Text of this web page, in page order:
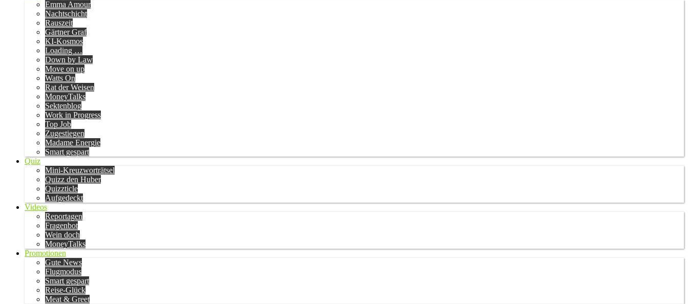
Emma Amour
Nachtschicht
Rauszeit
Gärtner Graf
KI-Kosmos
Loading …
Down by Law
Move on up
Watts On
Rat der Weisen
MoneyTalks
Sektenblog
Work in Progress
Top Job
Zugestiegen
Madame Energie
Smart gespart
Quiz
Mini-Kreuzworträtsel
Quizz den Huber
Quizzticle
Aufgedeckt
Videos
Reportagen
Fragenbot
Wein doch
MoneyTalks
Promotionen
Gute News
Flugmodus
Smart gespart
Reise-Glück
Meat & Greet